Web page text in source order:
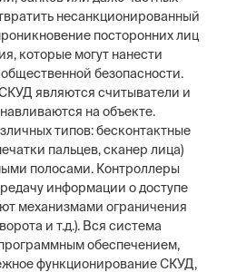
несанкционированный
посторонних лиц
которые могут нанести
безопасности.
являются считыватели и
на объекте.
типов: бесконтактные
пальцев, сканер лица)
полосами. Контроллеры
информации о доступе
механизмами ограничения
и т.д.). Вся система
обеспечением,
функционирование СКУД,